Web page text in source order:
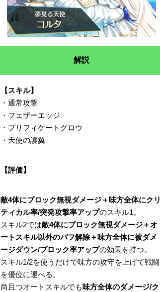
解説
【スキル】
・通常攻撃
・フェザーエッジ
・プリフィケートグロウ
・天使の護翼
【評価】
敵4体にブロック無視ダメージ＋味方全体にクリ
ティカル率/突発攻撃率アップのスキル1。
スキル2では敵4体にブロック無視ダメージ＋オ
ートスキル以外のバフ解除＋味方全体に被ダメ
ージダウン/ブロック率アップの効果を持つ。
スキル1/2を使うだけで味方の攻守を上げて戦闘
を優位に運べる。
尚且つオートスキルでも味方全体のダメージ/ク